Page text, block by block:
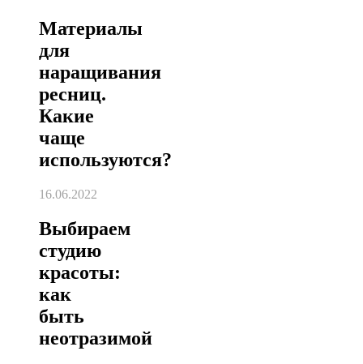
Материалы
для
наращивания
ресниц.
Какие
чаще
используются?
16.06.2022
Выбираем
студию
красоты:
как
быть
неотразимой